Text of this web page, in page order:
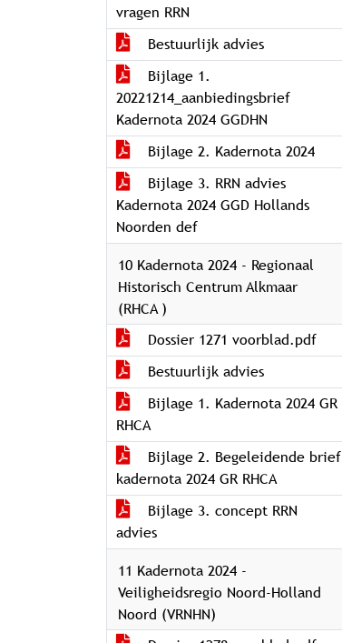
vragen RRN
Bestuurlijk advies
Bijlage 1.
20221214_aanbiedingsbrief
Kadernota 2024 GGDHN
Bijlage 2. Kadernota 2024
Bijlage 3. RRN advies
Kadernota 2024 GGD Hollands
Noorden def
10 Kadernota 2024 - Regionaal
Historisch Centrum Alkmaar
(RHCA )
Dossier 1271 voorblad.pdf
Bestuurlijk advies
Bijlage 1. Kadernota 2024 GR
RHCA
Bijlage 2. Begeleidende brief
kadernota 2024 GR RHCA
Bijlage 3. concept RRN
advies
11 Kadernota 2024 -
Veiligheidsregio Noord-Holland
Noord (VRNHN)